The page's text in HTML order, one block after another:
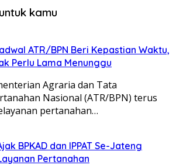
kamu
ATR/BPN Beri Kepastian Waktu,
Perlu Lama Menunggu
Agraria dan Tata
Nasional (ATR/BPN) terus
pertanahan…
BPKAD dan IPPAT Se-Jateng
Pertanahan